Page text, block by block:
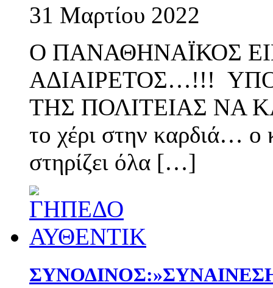
31 Μαρτίου 2022
Ο ΠΑΝΑΘΗΝΑΪΚΟΣ
ΑΔΙΑΙΡΕΤΟΣ…!!!
ΤΗΣ ΠΟΛΙΤΕΙΑΣ ΝΑ
το χέρι στην καρδιά…
στηρίζει όλα […]